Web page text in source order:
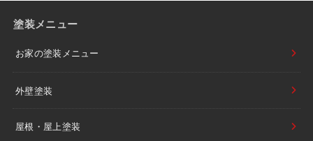
塗装メニュー
お家の塗装メニュー
外壁塗装
屋根・屋上塗装